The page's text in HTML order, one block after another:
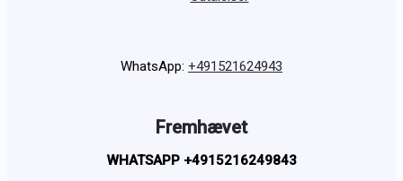
WhatsApp: +491521624943
Fremhævet
WHATSAPP +4915216249843